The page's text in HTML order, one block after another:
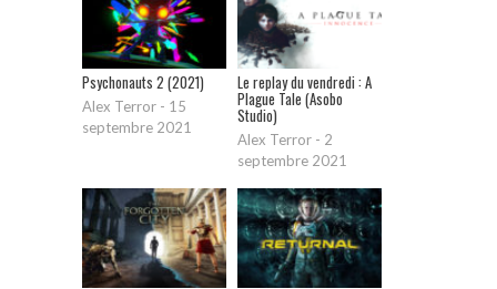
Psychonauts 2 (2021)
Alex Terror - 15
septembre 2021
Le replay du vendredi : A
Plague Tale (Asobo
Studio)
Alex Terror - 2
septembre 2021